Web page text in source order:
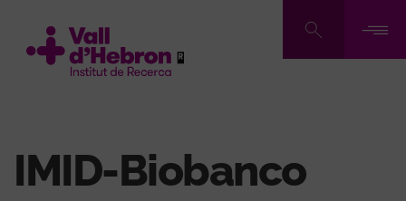
contenido
IMID-Biobanco